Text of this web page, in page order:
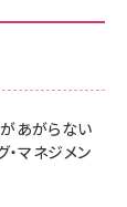
増刊
の矜持／
用 保護フィ
ンチ) 対応
ゴ - クラ
USB-C
あがらない
マネジメン